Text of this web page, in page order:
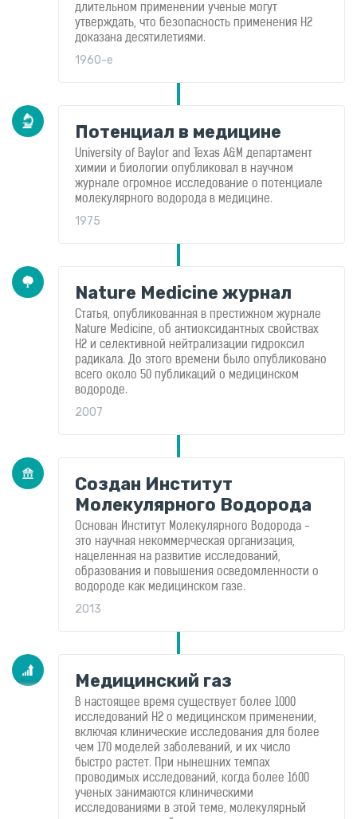
длительном применении ученые могут
утверждать, что безопасность применения H2
доказана десятилетиями.
1960-е
Потенциал в медицине
University of Baylor and Texas A&M департамент
химии и биологии опубликовал в научном
журнале огромное исследование о потенциале
молекулярного водорода в медицине.
1975
Nature Medicine журнал
Статья, опубликованная в престижном журнале
Nature Medicine, об антиоксидантных свойствах
H2 и селективной нейтрализации гидроксил
радикала. До этого времени было опубликовано
всего около 50 публикаций о медицинском
водороде.
2007
Создан Институт
Молекулярного Водорода
Основан Институт Молекулярного Водорода -
это научная некоммерческая организация,
нацеленная на развитие исследований,
образования и повышения осведомленности о
водороде как медицинском газе.
2013
Медицинский газ
В настоящее время существует более 1000
исследований H2 о медицинском применении,
включая клинические исследования для более
чем 170 моделей заболеваний, и их число
быстро растет. При нынешних темпах
проводимых исследований, когда более 1600
ученых занимаются клиническими
исследованиями в этой теме, молекулярный